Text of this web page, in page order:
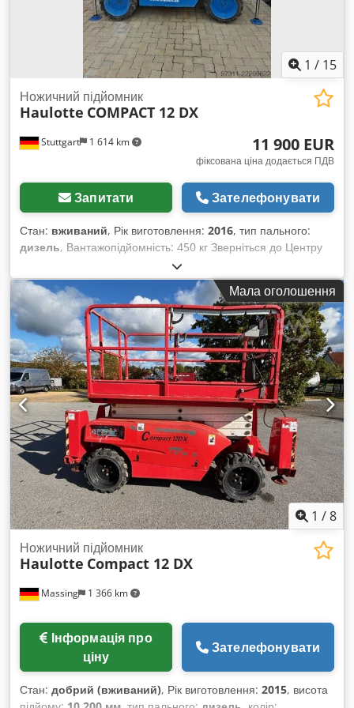
собою. SkyJack 7,80 м, електрична ножична платформа.
(дизель) Швидкість руху 0,8 - 5,5 км/год Радіус розвороту 3,5
м Загальна вага 4 110 кг загальні сліди використання
1 / 15
Stuttgart 1 614 km
Ножичний підйомник
Haulotte COMPACT 12 DX
11 900 EUR
фіксована ціна додається ПДВ
Запитати Зателефонувати
Стан: вживаний, Рік виготовлення: 2016, тип пального:
дизель, Вантажопідйомність: 450 кг Зверніться до Центру
вживаного обладнання для отримання додаткової
інформації. Dsdpfx Adezg Af Tetock
Мала оголошення
1 /8
Massing 1 366 km
Ножичний підйомник
Haulotte Compact 12 DX
ціну
Зателефонувати
Стан: добрий (вживаний), Рік виготовлення: 2015, висота